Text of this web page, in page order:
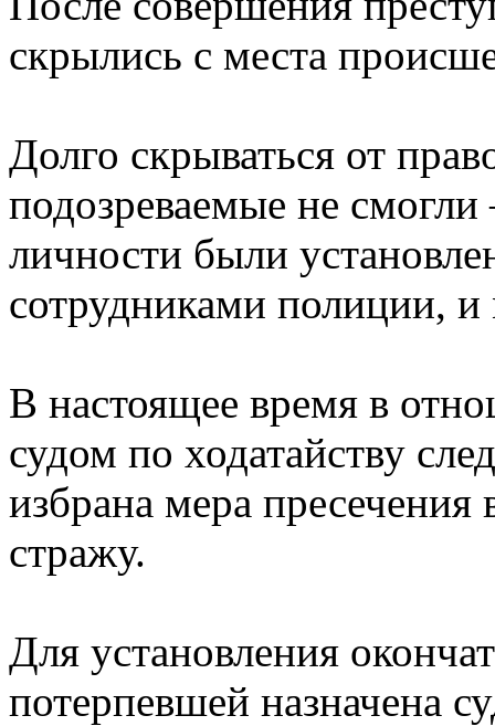
скрылись с места
Долго скрываться от
подозреваемые не смогли
личности были
сотрудниками полиции,
В настоящее время в
судом по ходатайству
избрана мера
стражу.
Для установления
потерпевшей назначена